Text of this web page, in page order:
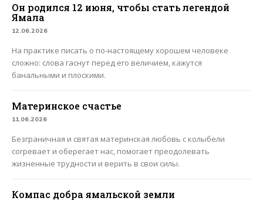
Он родился 12 июня, чтобы стать легендой
Ямала
12.06.2026
На практике писать о по-настоящему хорошем человеке
сложно: слова гаснут перед его величием, кажутся
банальными и плоскими.
Материнское счастье
11.06.2026
Безграничная и святая материнская любовь с колыбели
согревает и оберегает нас, помогает преодолевать
жизненные трудности и верить в свои силы.
Компас добра ямальской земли